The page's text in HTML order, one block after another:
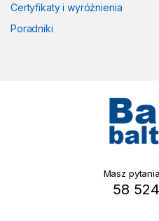
Certyfikaty i wyróżnienia
Poradniki
Masz
58